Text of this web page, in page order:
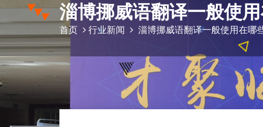
淄博挪威语翻译一般使
首页 行业新闻 淄博挪威语翻译一般使用在哪